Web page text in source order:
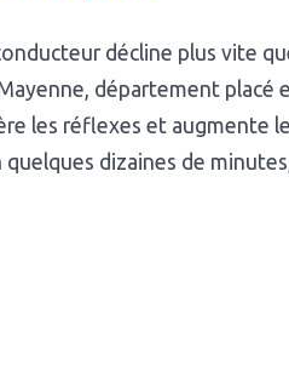
décline plus vite
département placé
les réflexes et augmente
dizaines de